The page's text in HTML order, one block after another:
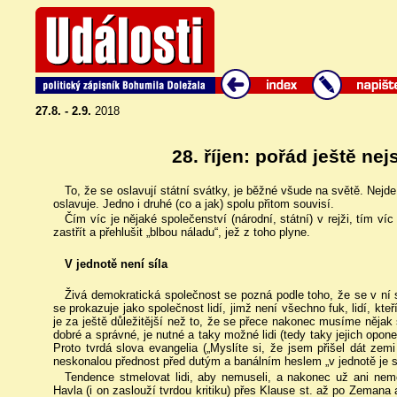
27.8. - 2.9. 2018
28. říjen: pořád ještě
To, že se oslavují státní svátky, je běžné všude na světě.
oslavuje. Jedno i druhé (co a jak) spolu přitom souvisí.
Čím víc je nějaké společenství (národní, státní) v rejži, tím
zastřít a přehlušit „blbou náladu“, jež z toho plyne.
V jednotě není síla
Živá demokratická společnost se pozná podle toho, že se v
se prokazuje jako společnost lidí, jimž není všechno fuk, lidí,
je za ještě důležitější než to, že se přece nakonec musíme
dobré a správné, je nutné a taky možné lidi (tedy taky jejich
Proto tvrdá slova evangelia („Myslíte si, že jsem přišel dát
neskonalou přednost před dutým a banálním heslem „v jednotě
Tendence stmelovat lidi, aby nemuseli, a nakonec už ani
Havla (i on zaslouží tvrdou kritiku) přes Klause st. až po